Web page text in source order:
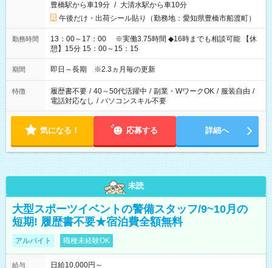
豊橋駅から車19分 / 大清水駅から車10分
午後だけ・出荷シール貼り（勤務地：愛知県豊橋市船渡町）
勤務時間
13：00～17：00 ※実働3.75時間 ◆16時までも相談可能 【休
憩】15分 15：00～15：15
期間 即日～長期 ※2.3ヵ月毎の更新
特徴 履歴書不要 / 40～50代活躍中 / 副業・WワークOK / 服装自由 /
電話対応なし / パソコンスキル不要
気になる！ 応募する 詳細へ
未読
大型スポーツイベントの警備スタッフ/9~10月の
短期! 履歴書不要★宿泊費全額無料
アルバイト 職種未経験OK
給与 日給10,000円～